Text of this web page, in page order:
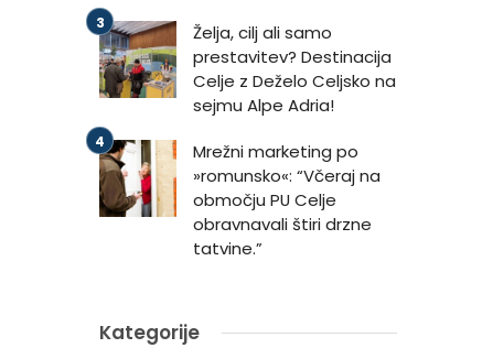
Želja, cilj ali samo
prestavitev? Destinacija
Celje z Deželo Celjsko na
sejmu Alpe Adria!
Mrežni marketing po
»romunsko«: “Včeraj na
območju PU Celje
obravnavali štiri drzne
tatvine.”
Kategorije